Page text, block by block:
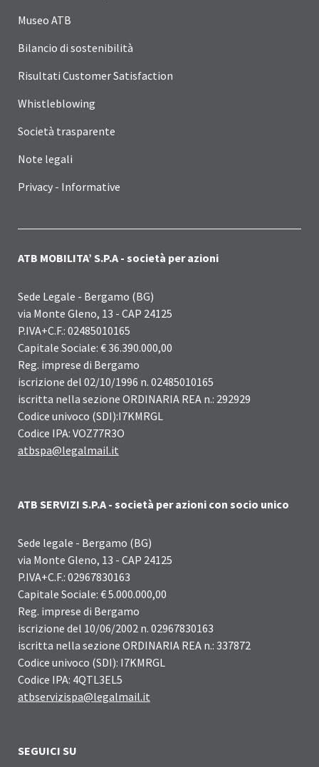
Museo ATB
Bilancio di sostenibilità
Risultati Customer Satisfaction
Whistleblowing
Società trasparente
Note legali
Privacy - Informative
ATB MOBILITA’ S.P.A - società per azioni
Sede Legale - Bergamo (BG)
via Monte Gleno, 13 - CAP 24125
P.IVA+C.F.: 02485010165
Capitale Sociale: € 36.390.000,00
Reg. imprese di Bergamo
iscrizione del 02/10/1996 n. 02485010165
iscritta nella sezione ORDINARIA REA n.: 292929
Codice univoco (SDI):I7KMRGL
Codice IPA: VOZ77R3O
atbspa@legalmail.it
ATB SERVIZI S.P.A - società per azioni con socio unico
Sede legale - Bergamo (BG)
via Monte Gleno, 13 - CAP 24125
P.IVA+C.F.: 02967830163
Capitale Sociale: € 5.000.000,00
Reg. imprese di Bergamo
iscrizione del 10/06/2002 n. 02967830163
iscritta nella sezione ORDINARIA REA n.: 337872
Codice univoco (SDI): I7KMRGL
Codice IPA: 4QTL3EL5
atbservizispa@legalmail.it
SEGUICI SU